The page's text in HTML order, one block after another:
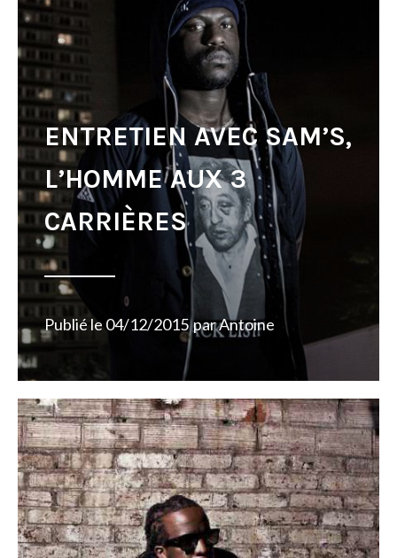
ENTRETIEN AVEC SAM’S,
L’HOMME AUX 3
CARRIÈRES
Publié le04/12/2015 parAntoine